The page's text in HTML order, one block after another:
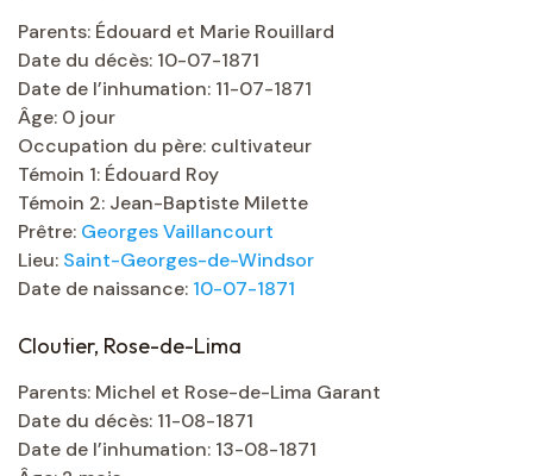
Parents: Édouard et Marie Rouillard
Date du décès: 10-07-1871
Date de l’inhumation: 11-07-1871
Âge: 0 jour
Occupation du père: cultivateur
Témoin 1: Édouard Roy
Témoin 2: Jean-Baptiste Milette
Prêtre: Georges Vaillancourt
Lieu: Saint-Georges-de-Windsor
Date de naissance: 10-07-1871
Cloutier, Rose-de-Lima
Parents: Michel et Rose-de-Lima Garant
Date du décès: 11-08-1871
Date de l’inhumation: 13-08-1871